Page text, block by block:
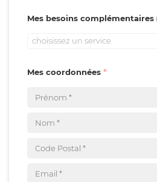
Mes besoins complémentaires
choisissez un service
Mes coordonnées